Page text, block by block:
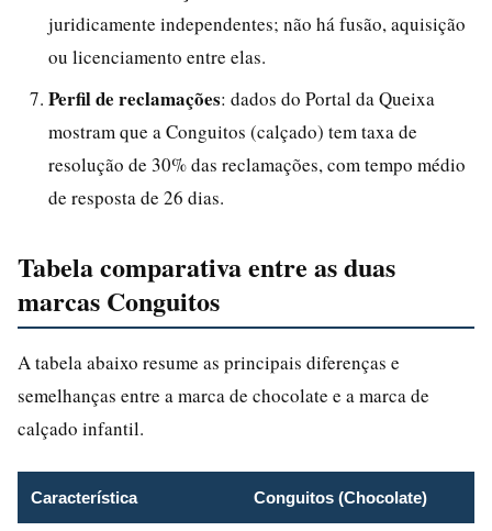
juridicamente independentes; não há fusão, aquisição
ou licenciamento entre elas.
Perfil de reclamações: dados do Portal da Queixa
mostram que a Conguitos (calçado) tem taxa de
resolução de 30% das reclamações, com tempo médio
de resposta de 26 dias.
Tabela comparativa entre as duas
marcas Conguitos
A tabela abaixo resume as principais diferenças e
semelhanças entre a marca de chocolate e a marca de
calçado infantil.
Característica Conguitos (Chocolate)